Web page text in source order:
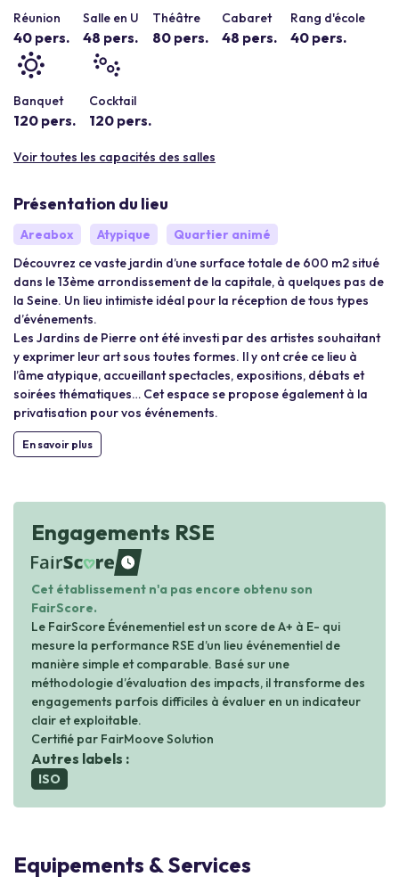
Réunion
40 pers.
Salle en U
48 pers.
Théâtre
80 pers.
Cabaret
48 pers.
Rang d'école
40 pers.
Banquet
120 pers.
Cocktail
120 pers.
Voir toutes les capacités des salles
Présentation du lieu
Areabox Atypique
Quartier animé
Découvrez ce vaste jardin d’une surface totale de 600 m2 situé
dans le 13ème arrondissement de la capitale, à quelques pas de
la Seine. Un lieu intimiste idéal pour la réception de tous types
d’événements.
Les Jardins de Pierre ont été investi par des artistes souhaitant
y exprimer leur art sous toutes formes. Il y ont crée ce lieu à
l’âme atypique, accueillant spectacles, expositions, débats et
soirées thématiques… Cet espace se propose également à la
privatisation pour vos événements.
En savoir plus
Engagements RSE
waiting
Cet établissement n'a pas encore obtenu son
FairScore.
Le FairScore Événementiel est un score de A+ à E- qui
mesure la performance RSE d’un lieu événementiel de
manière simple et comparable. Basé sur une
méthodologie d’évaluation des impacts, il transforme des
engagements parfois difficiles à évaluer en un indicateur
clair et exploitable.
Certifié par FairMoove Solution
Autres labels :
ISO
Equipements & Services